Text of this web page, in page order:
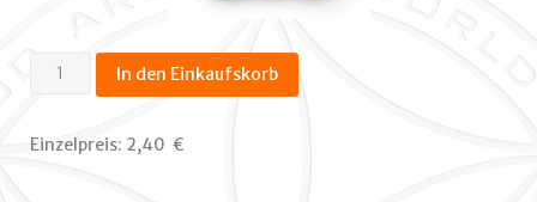
Spiralen
500g
In den Einkaufskorb
Einzelpreis: 2,40  €